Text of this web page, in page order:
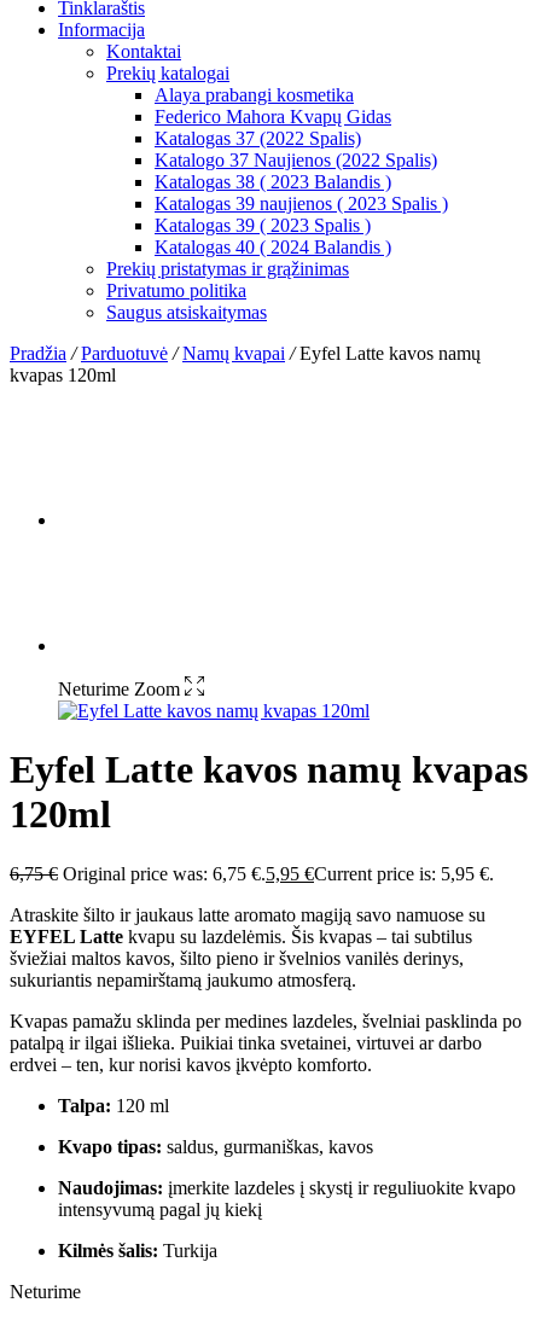
Tinklaraštis
Informacija
Kontaktai
Prekių katalogai
Alaya prabangi kosmetika
Federico Mahora Kvapų Gidas
Katalogas 37 (2022 Spalis)
Katalogo 37 Naujienos (2022 Spalis)
Katalogas 38 ( 2023 Balandis )
Katalogas 39 naujienos ( 2023 Spalis )
Katalogas 39 ( 2023 Spalis )
Katalogas 40 ( 2024 Balandis )
Prekių pristatymas ir grąžinimas
Privatumo politika
Saugus atsiskaitymas
Pradžia / Parduotuvė / Namų kvapai /Eyfel Latte kavos namų
kvapas 120ml
Neturime Zoom
Eyfel Latte kavos namų kvapas
120ml
6,75€ Original price was: 6,75 €.5,95 €Current price is: 5,95 €.
Atraskite šilto ir jaukaus latte aromato magiją savo namuose su
EYFEL Latte kvapu su lazdelėmis. Šis kvapas – tai subtilus
šviežiai maltos kavos, šilto pieno ir švelnios vanilės derinys,
sukuriantis nepamirštamą jaukumo atmosferą.
Kvapas pamažu sklinda per medines lazdeles, švelniai pasklinda po
patalpą ir ilgai išlieka. Puikiai tinka svetainei, virtuvei ar darbo
erdvei – ten, kur norisi kavos įkvėpto komforto.
Talpa: 120 ml
Kvapo tipas: saldus, gurmaniškas, kavos
Naudojimas: įmerkite lazdeles į skystį ir reguliuokite kvapo
intensyvumą pagal jų kiekį
Kilmės šalis: Turkija
Neturime